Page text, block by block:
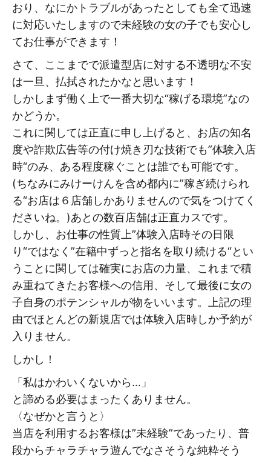
おり、なにかトラブルがあったとしても全て迅速
に対応いたしますので未経験の女の子でも安心し
てお仕事ができます！
さて、ここまでで派遣型店に対する不透明な不安
は一旦、払拭されたかなと思います！
しかしまず働く上で一番大切な“稼げる環境”なの
かどうか。
これに関しては正直に申し上げると、お店の知名
度や詐欺広告等の付け焼き刃な技術でも”体験入店
時“のみ、ある程度稼ぐことは誰でも可能です。
(ちなみにみけーけんを含め都内に”稼ぎ続けられ
る“お店は６店舗しかありませんので気をつけてく
ださいね。)あとの数百店舗は正直カスです。
しかし、お仕事の性質上”体験入店時その日限
り“ではなく”在籍中ずっと指名を取り続ける“とい
うことに関しては確実にお店の力量、これまで積
み重ねてきたお客様への信用、そして最後に女の
子自身のポテンシャルが物をいいます。上記の理
由でほとんどの新規店では体験入店時しか予約が
入りません。
しかし！
「私はかわいくないから…」
と諦める必要はまったくありません。
〈なぜかと言うと〉
当店を利用するお客様は”未経験”であったり、普
段からチャラチャラ遊んでなさそうな純粋そう